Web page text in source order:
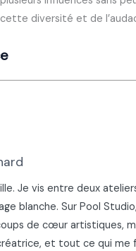
diversité et de
Je vis entre deux
blanche. Sur Pool
de cœur artistiques,
et tout ce qui me